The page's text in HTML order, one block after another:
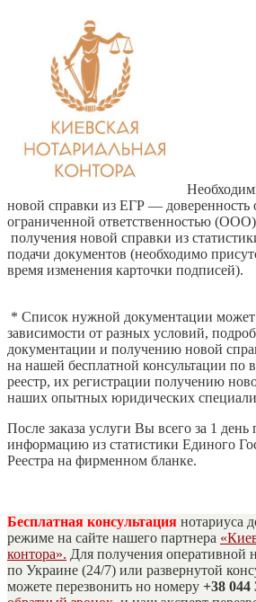
новой справки из ЕГР — доверенность
ограниченной ответственностью
получения новой справки из
подачи документов (необходимо
время изменения карточки подписей).
* Список нужной документации может
зависимости от разных условий,
документации и получению новой
на нашей бесплатной консультации по
реестр, их регистрации получению
наших опытных юридических
После заказа услуги Вы всего за 1 день
информацию из статистики Единого
Реестра на фирменном бланке.
Бесплатная консультация нотариуса
режиме на сайте нашего партнера
контора». Для получения оперативной
по Украине (24/7) или развернутой
можете перезвонить но номеру +38 044